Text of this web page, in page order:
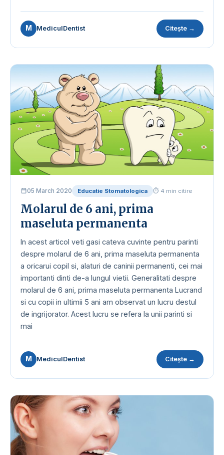
M MediculDentist Citește →
05 March 2020 Educatie Stomatologica ⏱ 4 min citire
Molarul de 6 ani, prima
maseluta permanenta
In acest articol veti gasi cateva cuvinte pentru parinti
despre molarul de 6 ani, prima maseluta permanenta
a oricarui copil si, alaturi de caninii permanenti, cei mai
importanti dinti de-a lungul vietii. Generalitati despre
molarul de 6 ani, prima maseluta permanenta Lucrand
si cu copii in ultimii 5 ani am observat un lucru destul
de ingrijorator. Acest lucru se refera la unii parinti si
mai
M MediculDentist Citește →